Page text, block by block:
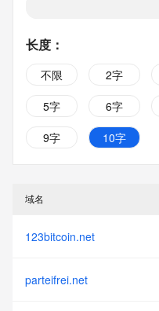
长度 ：
不限 2字
5字
6字
9字
10字
域名
123bitcoin.net
parteifrei.net